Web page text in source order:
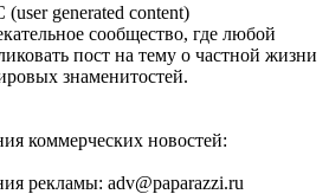
(user generated content)
сообщество, где любой
пост на тему о частной жизни
знаменитостей.
коммерческих новостей:
рекламы: adv@paparazzi.ru